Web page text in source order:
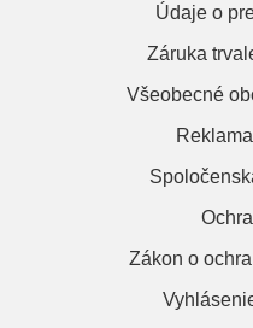
Údaje o
Záruka
Všeobecné
Zákon o